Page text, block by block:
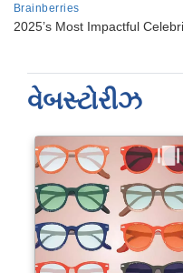
વેબસ્ટોરીઝ